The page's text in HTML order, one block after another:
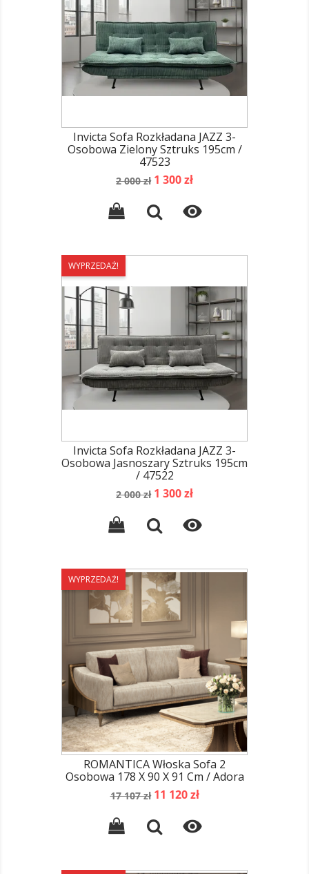
Invicta Sofa Rozkładana JAZZ 3-
Osobowa Zielony Sztruks 195cm /
47523
Cena
2 000 zł Cena
1 300 zł

WYPRZEDAŻ!
Invicta Sofa Rozkładana JAZZ 3-
Osobowa Jasnoszary Sztruks 195cm
/ 47522
Cena
2 000 zł Cena
1 300 zł

WYPRZEDAŻ!
ROMANTICA Włoska Sofa 2
Osobowa 178 X 90 X 91 Cm / Adora
Cena
17 107 zł Cena
11 120 zł
